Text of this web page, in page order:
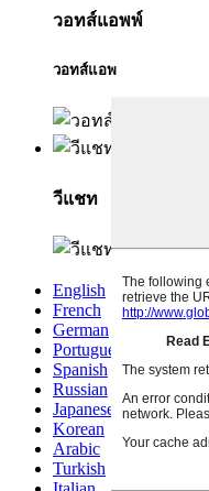
วอทส์แอพพ์
วอทส์แอพ
วีแชท
English
French
German
Portuguese
Spanish
Russian
Japanese
Korean
Arabic
Turkish